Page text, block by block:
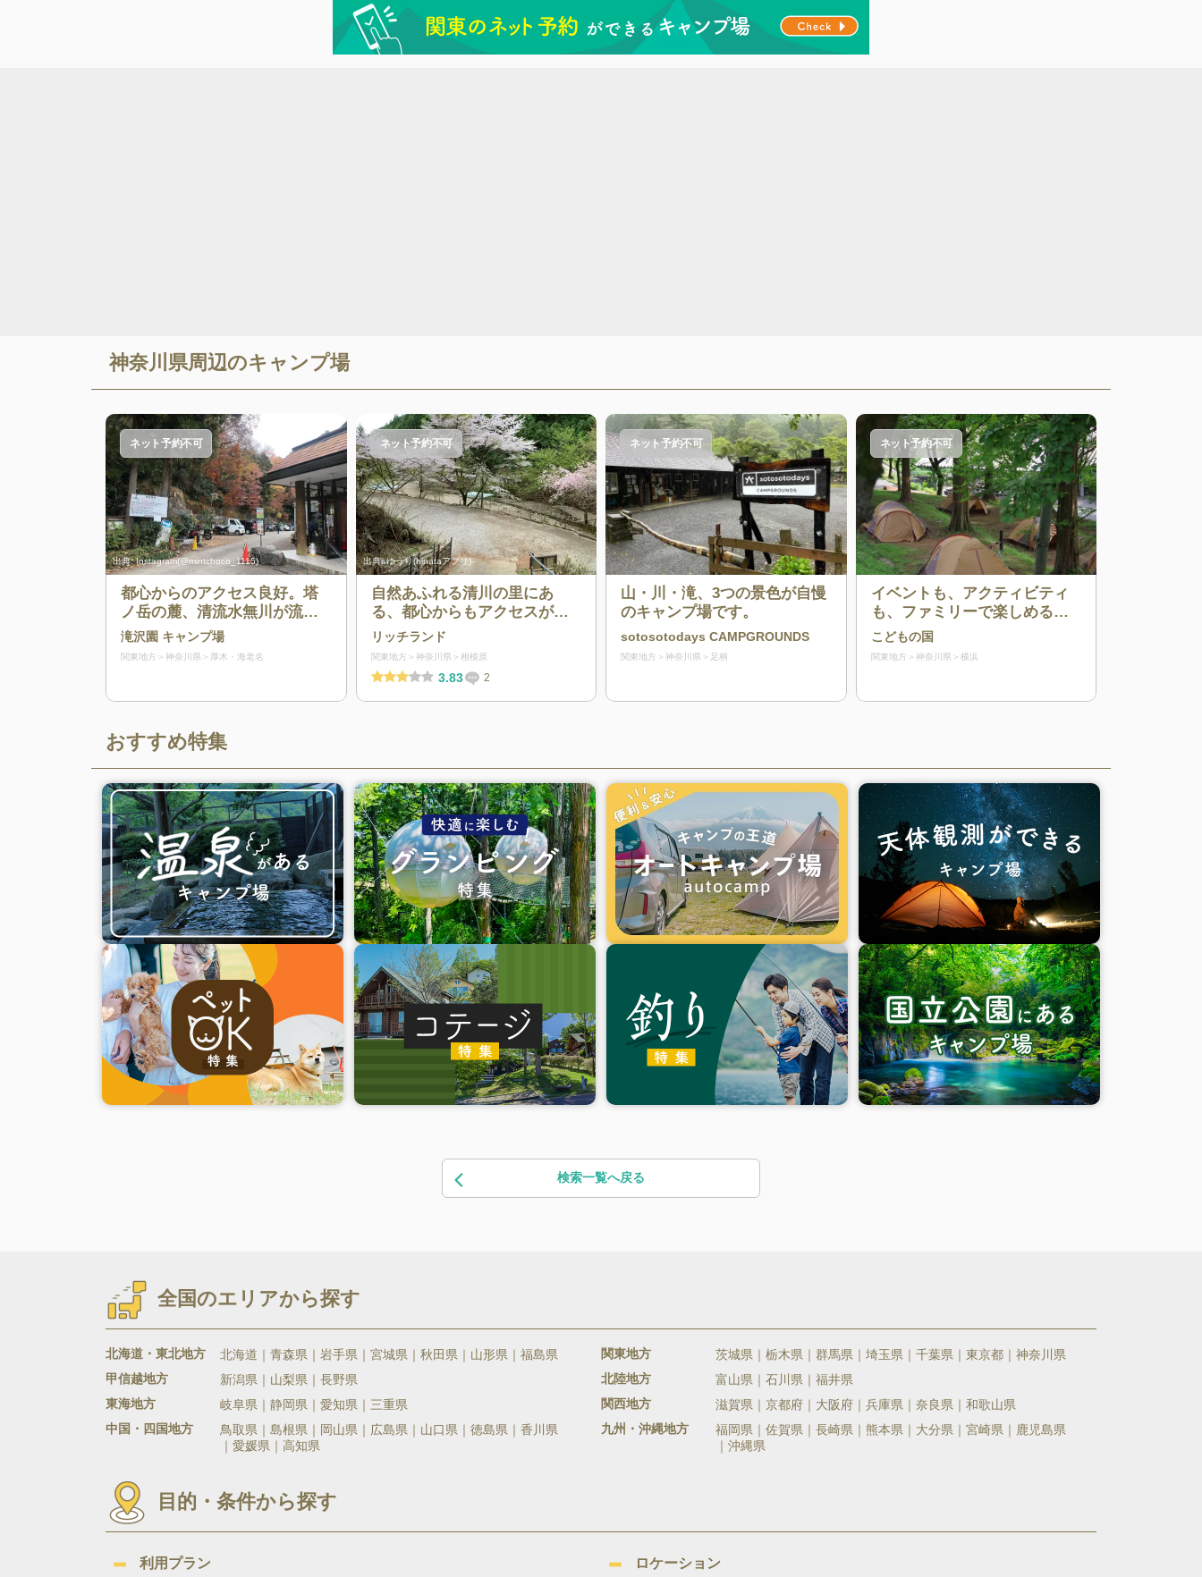
神奈川県周辺のキャンプ場
出典:Instagram(@mintchoco_1115)
ネット予約不可
都心からのアクセス良好。塔
ノ岳の麓、清流水無川が流れ
るキャンプ場
滝沢園 キャンプ場
関東地方 神奈川県 厚木・海老名
出典:ゆうり(hinataアプリ)
ネット予約不可
自然あふれる清川の里にあ
る、都心からもアクセスがし
やすいキャンプ場
リッチランド
関東地方 神奈川県 相模原
3.83 2
ネット予約不可
山・川・滝、3つの景色が自慢
のキャンプ場です。
sotosotodays CAMPGROUNDS
関東地方 神奈川県 足柄
ネット予約不可
イベントも、アクティビティ
も、ファミリーで楽しめる！
都内からアクセス抜群のキャ
ンプ場
こどもの国
関東地方 神奈川県 横浜
おすすめ特集
検索一覧へ戻る
全国のエリアから探す
北海道・東北地方 北海道 青森県 岩手県 宮城県 秋田県 山形県 福島県 関東地方 茨城県 栃木県 群馬県 埼玉県 千葉県 東京都
神奈川県
甲信越地方
新潟県 山梨県 長野県 北陸地方 富山県 石川県
福井県
東海地方
岐阜県 静岡県 愛知県 三重県 関西地方 滋賀県 京都府 大阪府 兵庫県 奈良県
和歌山県
中国・四国地方
鳥取県 島根県 岡山県 広島県 山口県 徳島県
香川県
愛媛県
高知県
九州・沖縄地方 福岡県 佐賀県 長崎県 熊本県 大分県 宮崎県
鹿児島県
沖縄県
目的・条件から探す
利用プラン ロケーション